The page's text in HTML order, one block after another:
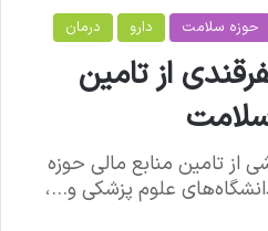
حوزه سلامت دارو درمان
از تامین
از تامین منابع مالی حوزه
علوم پزشکی و...،